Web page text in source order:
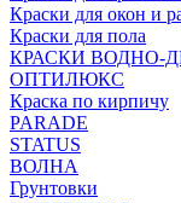
Краски для окон и
Краски для пола
КРАСКИ ВОДНО-
ОПТИЛЮКС
Краска по кирпичу
PARADE
STATUS
ВОЛНА
Грунтовки